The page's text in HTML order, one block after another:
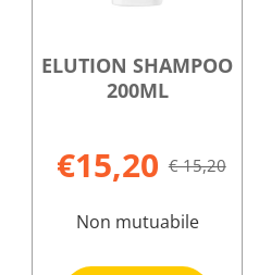
ELUTION SHAMPOO
200ML
€15,20 € 15,20
Non mutuabile